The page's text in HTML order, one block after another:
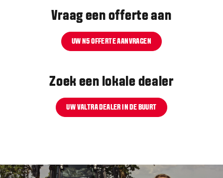
Vraag een offerte aan
UW N5 OFFERTE AANVRAGEN
Zoek een lokale dealer
UW VALTRA DEALER IN DE BUURT